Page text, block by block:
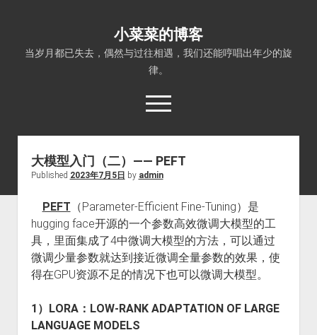
小菜菜的博客
当岁月都已失去，偶然与过往相遇，我们还能哼唱出年少的旋
律。
open
menu
大模型入门（二）—— PEFT
Published 2023年7月5日 by admin
PEFT （Parameter-Efficient Fine-Tuning）是
hugging face开源的一个参数高效微调大模型的工
具，里面集成了4中微调大模型的方法，可以通过
微调少量参数就达到接近微调全量参数的效果，使
得在GPU资源不足的情况下也可以微调大模型。
1）LORA：LOW-RANK ADAPTATION OF LARGE
LANGUAGE MODELS